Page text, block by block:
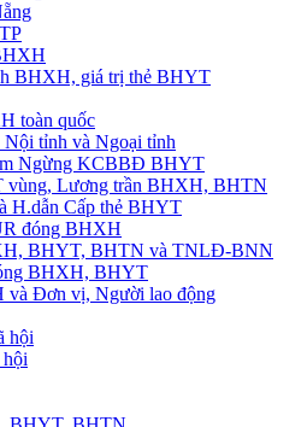
BHXH, giá trị thẻ BHYT
toàn quốc
tỉnh và Ngoại tỉnh
Ngừng KCBBĐ BHYT
vùng, Lương trần BHXH, BHTN
H.dẫn Cấp thẻ BHYT
đóng BHXH
BHYT, BHTN và TNLĐ-BNN
BHXH, BHYT
và Đơn vị, Người lao động
hội